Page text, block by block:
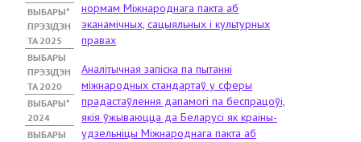
ВЫБАРЫ*
ПРЭЗІДЭН
ТА 2025
ВЫБАРЫ
ПРЭЗІДЭН
ТА 2020
ВЫБАРЫ*
2024
ВЫБАРЫ
нормам Міжнароднага пакта аб
эканамічных, сацыяльных і культурных
правах
Аналітычная запіска па пытанні
міжнародных стандартаў у сферы
прадастаўлення дапамогі па беспрацоўі,
якія ўжываюцца да Беларусі як краіны-
удзельніцы Міжнароднага пакта аб